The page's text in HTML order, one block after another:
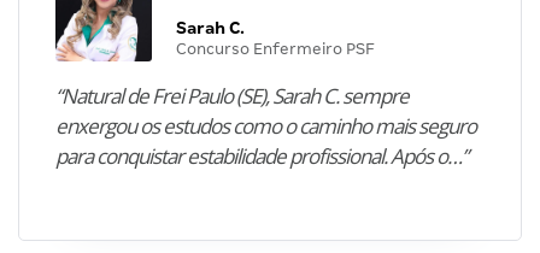
Sarah C.
Concurso Enfermeiro PSF
“Natural de Frei Paulo (SE), Sarah C. sempre
enxergou os estudos como o caminho mais seguro
para conquistar estabilidade profissional. Após o…”